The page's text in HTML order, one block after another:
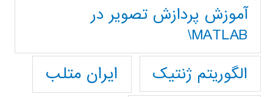
آموزش پردازش تصوير در
MATLAB\
الگوریتم ژنتیک
ایران متلب